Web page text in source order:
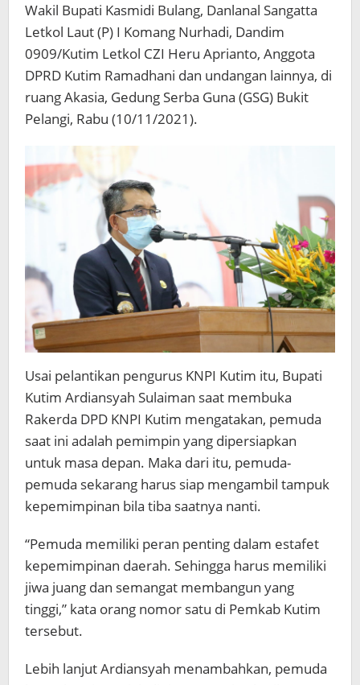
Wakil Bupati Kasmidi Bulang, Danlanal Sangatta
Letkol Laut (P) I Komang Nurhadi, Dandim
0909/Kutim Letkol CZI Heru Aprianto, Anggota
DPRD Kutim Ramadhani dan undangan lainnya, di
ruang Akasia, Gedung Serba Guna (GSG) Bukit
Pelangi, Rabu (10/11/2021).
Usai pelantikan pengurus KNPI Kutim itu, Bupati
Kutim Ardiansyah Sulaiman saat membuka
Rakerda DPD KNPI Kutim mengatakan, pemuda
saat ini adalah pemimpin yang dipersiapkan
untuk masa depan. Maka dari itu, pemuda-
pemuda sekarang harus siap mengambil tampuk
kepemimpinan bila tiba saatnya nanti.
“Pemuda memiliki peran penting dalam estafet
kepemimpinan daerah. Sehingga harus memiliki
jiwa juang dan semangat membangun yang
tinggi,” kata orang nomor satu di Pemkab Kutim
tersebut.
Lebih lanjut Ardiansyah menambahkan, pemuda